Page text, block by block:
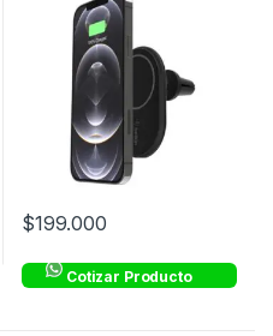
$199.000
Cotizar Producto